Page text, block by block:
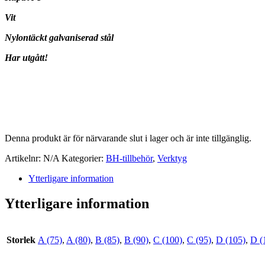
Vit
Nylontäckt galvaniserad stål
Har utgått!
Denna produkt är för närvarande slut i lager och är inte tillgänglig.
Artikelnr: N/A Kategorier: BH-tillbehör, Verktyg
Ytterligare information
Ytterligare information
Storlek A (75), A (80), B (85), B (90), C (100), C (95), D (105), D